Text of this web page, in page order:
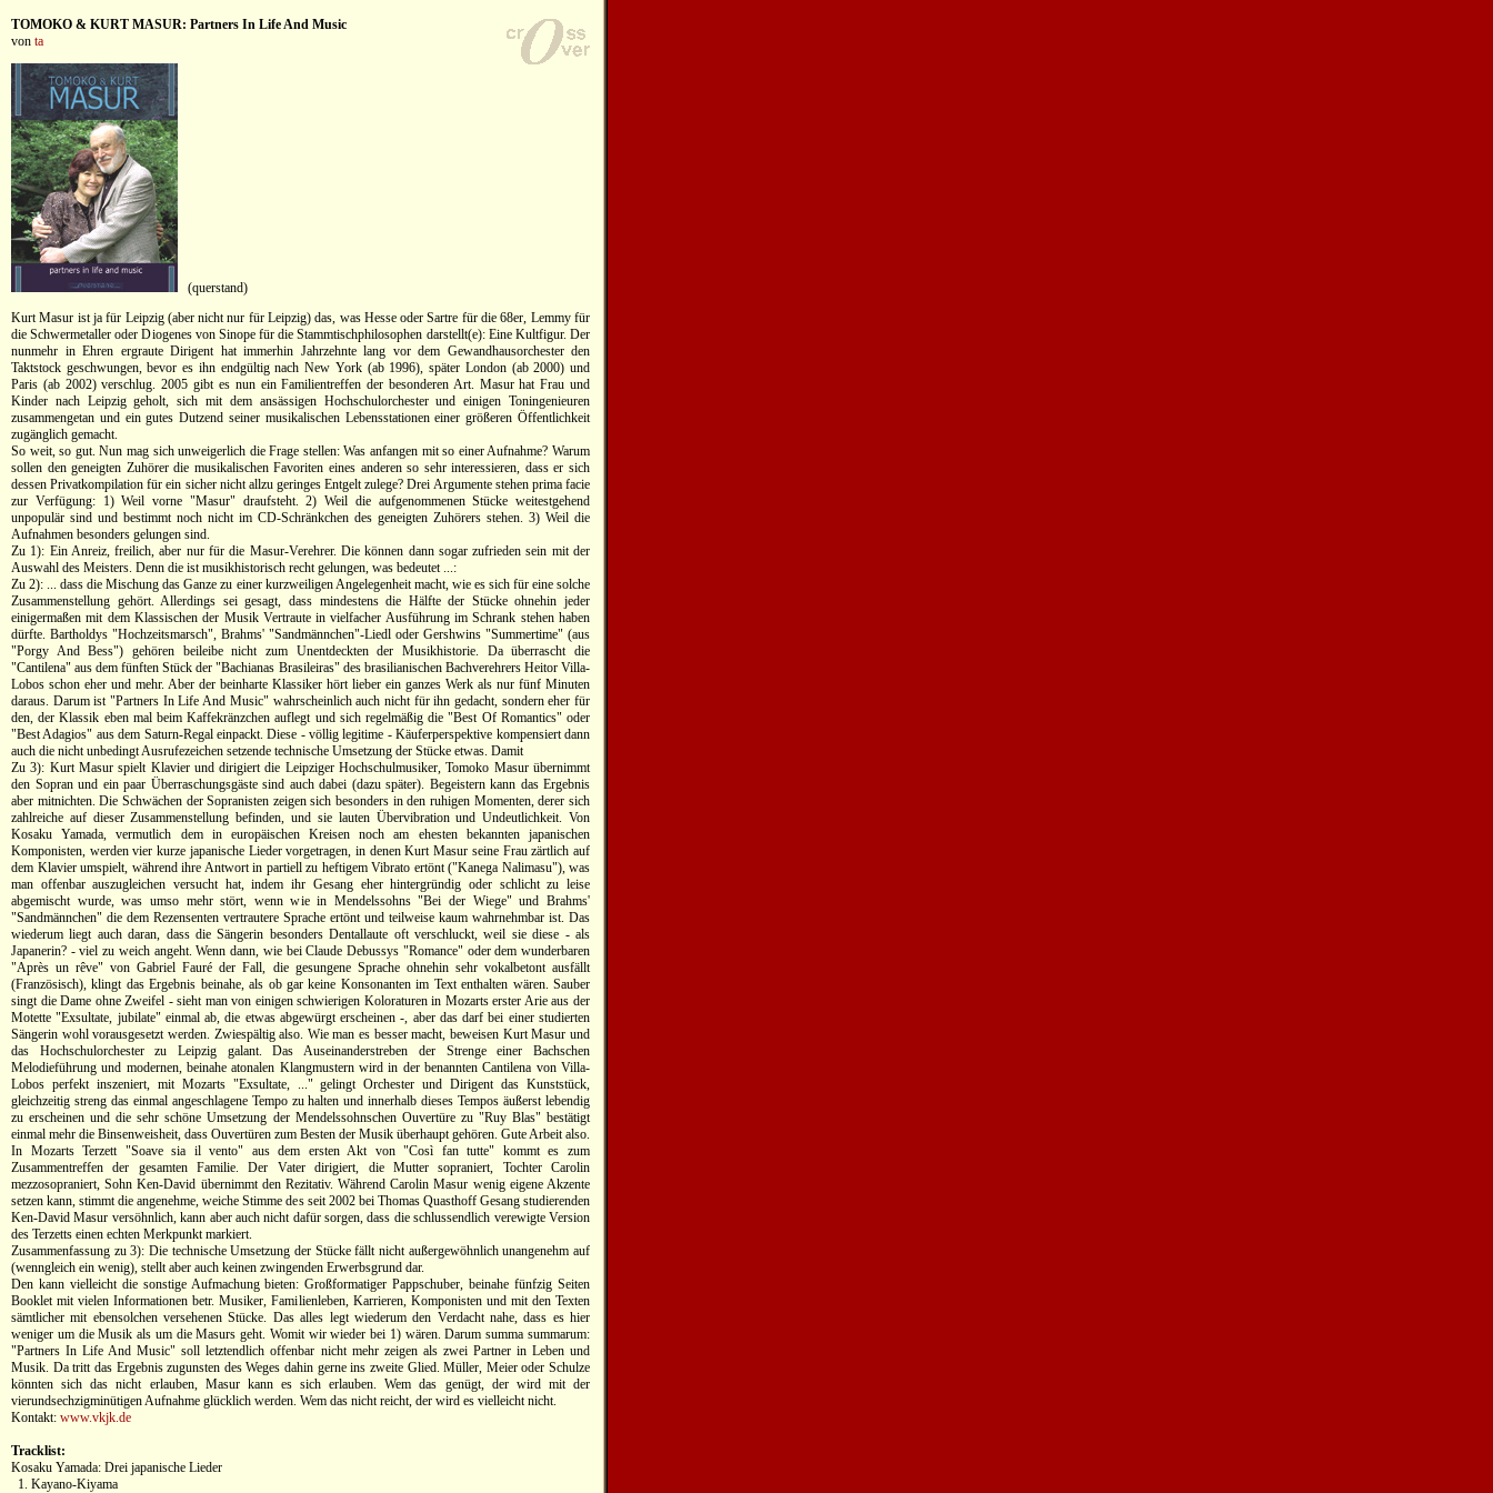
TOMOKO & KURT MASUR: Partners In Life And Music
von ta
(querstand)
Kurt Masur ist ja für Leipzig (aber nicht nur für Leipzig) das, was Hesse oder Sartre für die 68er, Lemmy für
die Schwermetaller oder Diogenes von Sinope für die Stammtischphilosophen darstellt(e): Eine Kultfigur. Der
nunmehr in Ehren ergraute Dirigent hat immerhin Jahrzehnte lang vor dem Gewandhausorchester den
Taktstock geschwungen, bevor es ihn endgültig nach New York (ab 1996), später London (ab 2000) und
Paris (ab 2002) verschlug. 2005 gibt es nun ein Familientreffen der besonderen Art. Masur hat Frau und
Kinder nach Leipzig geholt, sich mit dem ansässigen Hochschulorchester und einigen Toningenieuren
zusammengetan und ein gutes Dutzend seiner musikalischen Lebensstationen einer größeren Öffentlichkeit
zugänglich gemacht.
So weit, so gut. Nun mag sich unweigerlich die Frage stellen: Was anfangen mit so einer Aufnahme? Warum
sollen den geneigten Zuhörer die musikalischen Favoriten eines anderen so sehr interessieren, dass er sich
dessen Privatkompilation für ein sicher nicht allzu geringes Entgelt zulege? Drei Argumente stehen prima facie
zur Verfügung: 1) Weil vorne "Masur" draufsteht. 2) Weil die aufgenommenen Stücke weitestgehend
unpopulär sind und bestimmt noch nicht im CD-Schränkchen des geneigten Zuhörers stehen. 3) Weil die
Aufnahmen besonders gelungen sind.
Zu 1): Ein Anreiz, freilich, aber nur für die Masur-Verehrer. Die können dann sogar zufrieden sein mit der
Auswahl des Meisters. Denn die ist musikhistorisch recht gelungen, was bedeutet ...:
Zu 2): ... dass die Mischung das Ganze zu einer kurzweiligen Angelegenheit macht, wie es sich für eine solche
Zusammenstellung gehört. Allerdings sei gesagt, dass mindestens die Hälfte der Stücke ohnehin jeder
einigermaßen mit dem Klassischen der Musik Vertraute in vielfacher Ausführung im Schrank stehen haben
dürfte. Bartholdys "Hochzeitsmarsch", Brahms' "Sandmännchen"-Liedl oder Gershwins "Summertime" (aus
"Porgy And Bess") gehören beileibe nicht zum Unentdeckten der Musikhistorie. Da überrascht die
"Cantilena" aus dem fünften Stück der "Bachianas Brasileiras" des brasilianischen Bachverehrers Heitor Villa-
Lobos schon eher und mehr. Aber der beinharte Klassiker hört lieber ein ganzes Werk als nur fünf Minuten
daraus. Darum ist "Partners In Life And Music" wahrscheinlich auch nicht für ihn gedacht, sondern eher für
den, der Klassik eben mal beim Kaffekränzchen auflegt und sich regelmäßig die "Best Of Romantics" oder
"Best Adagios" aus dem Saturn-Regal einpackt. Diese - völlig legitime - Käuferperspektive kompensiert dann
auch die nicht unbedingt Ausrufezeichen setzende technische Umsetzung der Stücke etwas. Damit
Zu 3): Kurt Masur spielt Klavier und dirigiert die Leipziger Hochschulmusiker, Tomoko Masur übernimmt
den Sopran und ein paar Überraschungsgäste sind auch dabei (dazu später). Begeistern kann das Ergebnis
aber mitnichten. Die Schwächen der Sopranisten zeigen sich besonders in den ruhigen Momenten, derer sich
zahlreiche auf dieser Zusammenstellung befinden, und sie lauten Übervibration und Undeutlichkeit. Von
Kosaku Yamada, vermutlich dem in europäischen Kreisen noch am ehesten bekannten japanischen
Komponisten, werden vier kurze japanische Lieder vorgetragen, in denen Kurt Masur seine Frau zärtlich auf
dem Klavier umspielt, während ihre Antwort in partiell zu heftigem Vibrato ertönt ("Kanega Nalimasu"), was
man offenbar auszugleichen versucht hat, indem ihr Gesang eher hintergründig oder schlicht zu leise
abgemischt wurde, was umso mehr stört, wenn wie in Mendelssohns "Bei der Wiege" und Brahms'
"Sandmännchen" die dem Rezensenten vertrautere Sprache ertönt und teilweise kaum wahrnehmbar ist. Das
wiederum liegt auch daran, dass die Sängerin besonders Dentallaute oft verschluckt, weil sie diese - als
Japanerin? - viel zu weich angeht. Wenn dann, wie bei Claude Debussys "Romance" oder dem wunderbaren
"Après un rêve" von Gabriel Fauré der Fall, die gesungene Sprache ohnehin sehr vokalbetont ausfällt
(Französisch), klingt das Ergebnis beinahe, als ob gar keine Konsonanten im Text enthalten wären. Sauber
singt die Dame ohne Zweifel - sieht man von einigen schwierigen Koloraturen in Mozarts erster Arie aus der
Motette "Exsultate, jubilate" einmal ab, die etwas abgewürgt erscheinen -, aber das darf bei einer studierten
Sängerin wohl vorausgesetzt werden. Zwiespältig also. Wie man es besser macht, beweisen Kurt Masur und
das Hochschulorchester zu Leipzig galant. Das Auseinanderstreben der Strenge einer Bachschen
Melodieführung und modernen, beinahe atonalen Klangmustern wird in der benannten Cantilena von Villa-
Lobos perfekt inszeniert, mit Mozarts "Exsultate, ..." gelingt Orchester und Dirigent das Kunststück,
gleichzeitig streng das einmal angeschlagene Tempo zu halten und innerhalb dieses Tempos äußerst lebendig
zu erscheinen und die sehr schöne Umsetzung der Mendelssohnschen Ouvertüre zu "Ruy Blas" bestätigt
einmal mehr die Binsenweisheit, dass Ouvertüren zum Besten der Musik überhaupt gehören. Gute Arbeit also.
In Mozarts Terzett "Soave sia il vento" aus dem ersten Akt von "Così fan tutte" kommt es zum
Zusammentreffen der gesamten Familie. Der Vater dirigiert, die Mutter sopraniert, Tochter Carolin
mezzosopraniert, Sohn Ken-David übernimmt den Rezitativ. Während Carolin Masur wenig eigene Akzente
setzen kann, stimmt die angenehme, weiche Stimme des seit 2002 bei Thomas Quasthoff Gesang studierenden
Ken-David Masur versöhnlich, kann aber auch nicht dafür sorgen, dass die schlussendlich verewigte Version
des Terzetts einen echten Merkpunkt markiert.
Zusammenfassung zu 3): Die technische Umsetzung der Stücke fällt nicht außergewöhnlich unangenehm auf
(wenngleich ein wenig), stellt aber auch keinen zwingenden Erwerbsgrund dar.
Den kann vielleicht die sonstige Aufmachung bieten: Großformatiger Pappschuber, beinahe fünfzig Seiten
Booklet mit vielen Informationen betr. Musiker, Familienleben, Karrieren, Komponisten und mit den Texten
sämtlicher mit ebensolchen versehenen Stücke. Das alles legt wiederum den Verdacht nahe, dass es hier
weniger um die Musik als um die Masurs geht. Womit wir wieder bei 1) wären. Darum summa summarum:
"Partners In Life And Music" soll letztendlich offenbar nicht mehr zeigen als zwei Partner in Leben und
Musik. Da tritt das Ergebnis zugunsten des Weges dahin gerne ins zweite Glied. Müller, Meier oder Schulze
könnten sich das nicht erlauben, Masur kann es sich erlauben. Wem das genügt, der wird mit der
vierundsechzigminütigen Aufnahme glücklich werden. Wem das nicht reicht, der wird es vielleicht nicht.
Kontakt: www.vkjk.de
Tracklist:
Kosaku Yamada: Drei japanische Lieder
1. Kayano-Kiyama